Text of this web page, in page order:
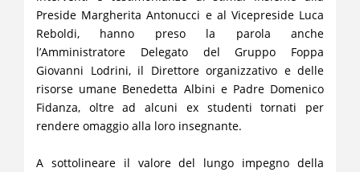
Preside Margherita Antonucci e al Vicepreside Luca
Reboldi, hanno preso la parola anche
l’Amministratore Delegato del Gruppo Foppa
Giovanni Lodrini, il Direttore organizzativo e delle
risorse umane Benedetta Albini e Padre Domenico
Fidanza, oltre ad alcuni ex studenti tornati per
rendere omaggio alla loro insegnante.
A sottolineare il valore del lungo impegno della